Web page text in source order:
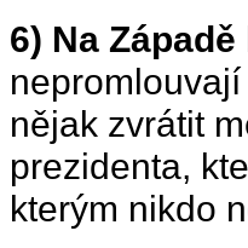
6) Na
nějak zvrátit
prezidenta,
kterým nikdo